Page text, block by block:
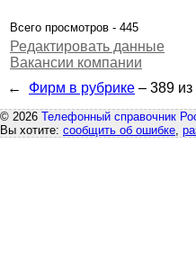
Всего просмотров - 445
Редактировать данные
Вакансии компании
← Фирм в рубрике – 389
© 2026 Телефонный справочник
Вы хотите: сообщить об ошибке,